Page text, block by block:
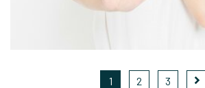
1 2 3